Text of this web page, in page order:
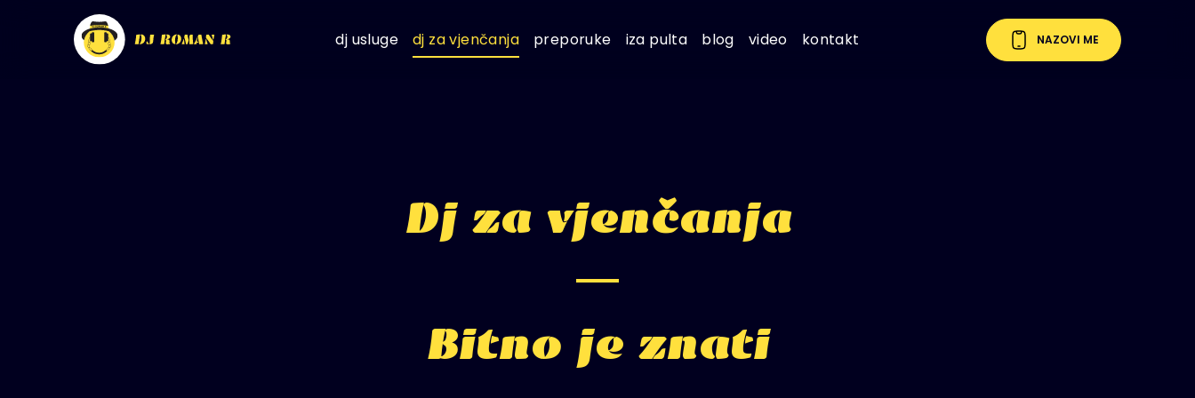
dj usluge dj za vjenčanja preporuke iza pulta blog video kontakt NAZOVI ME
Dj za vjenčanja
Bitno je znati